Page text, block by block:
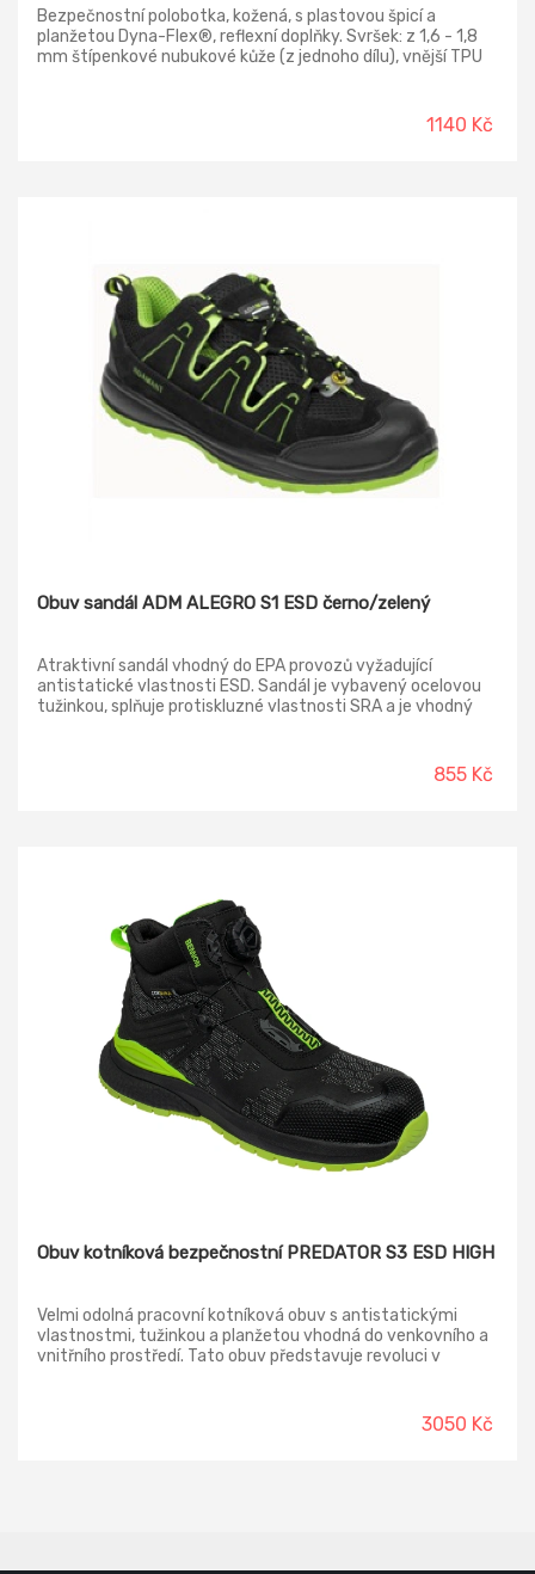
Bezpečnostní polobotka, kožená, s plastovou špicí a
planžetou Dyna-Flex®, reflexní doplňky. Svršek: z 1,6 - 1,8
mm štípenkové nubukové kůže (z jednoho dílu), vnější TPU
antistatická, protiskluzová, odolná proti propichu Norma: EN
1140 Kč
Obuv sandál ADM ALEGRO S1 ESD černo/zelený
Atraktivní sandál vhodný do EPA provozů vyžadující
antistatické vlastnosti ESD. Sandál je vybavený ocelovou
tužinkou, splňuje protiskluzné vlastnosti SRA a je vhodný
textilie sandwich MESH Stélka: EVA + MESH Podešev:855 Kč
Obuv kotníková bezpečnostní PREDATOR S3 ESD HIGH
Velmi odolná pracovní kotníková obuv s antistatickými
vlastnostmi, tužinkou a planžetou vhodná do venkovního a
vnitřního prostředí. Tato obuv představuje revoluci v
mechanickému poškození, vůči vodě, kontaktnímu teplu,
uzavírání obuvi je snadné a rychlé, obuv má spoustu
3050 Kč